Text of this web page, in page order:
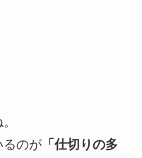
るのが「仕切りの多